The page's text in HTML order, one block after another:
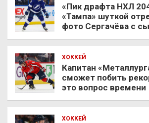
«Пик драфта НХЛ
«Тампа» шуткой
фото Сергачёва с
ХОККЕЙ
Капитан
сможет побить
это вопрос времени
ХОККЕЙ